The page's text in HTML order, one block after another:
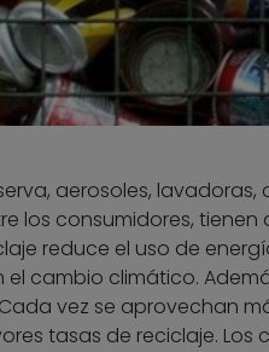
aerosoles,
los consumidores,
reduce el uso de
el cambio climático.
vez se aprovechan
tasas de reciclaje. Los